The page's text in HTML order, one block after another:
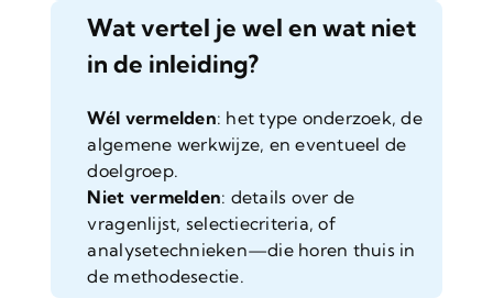
Wat vertel je wel en wat niet
in de inleiding?
Wél vermelden: het type onderzoek, de
algemene werkwijze, en eventueel de
doelgroep.
Niet vermelden: details over de
vragenlijst, selectiecriteria, of
analysetechnieken—die horen thuis in
de methodesectie.